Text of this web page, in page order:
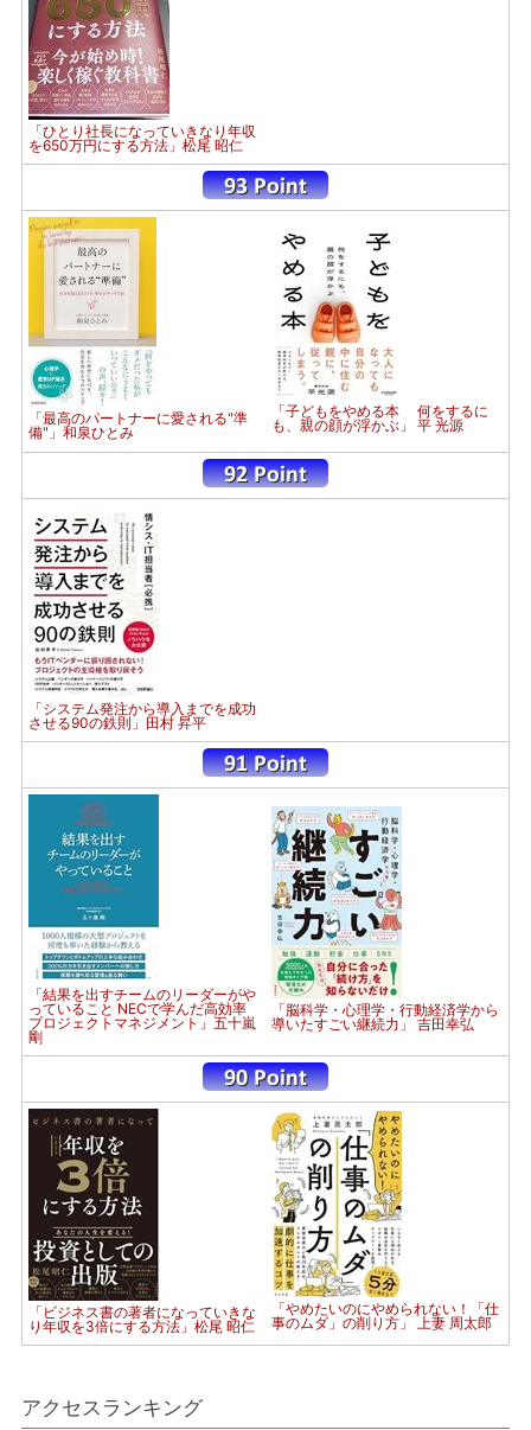
「ひとり社長になっていきなり年収
を650万円にする方法」松尾 昭仁
「最高のパートナーに愛される"準
備"」和泉ひとみ
「子どもをやめる本 何をするに
も、親の顔が浮かぶ」 平 光源
「システム発注から導入までを成功
させる90の鉄則」田村 昇平
「結果を出すチームのリーダーがや
っていること NECで学んだ高効率
プロジェクトマネジメント」五十嵐
剛
「脳科学・心理学・行動経済学から
導いたすごい継続力」 吉田幸弘
「ビジネス書の著者になっていきな
り年収を3倍にする方法」松尾 昭仁
「やめたいのにやめられない！「仕
事のムダ」の削り方」 上妻 周太郎
アクセスランキング